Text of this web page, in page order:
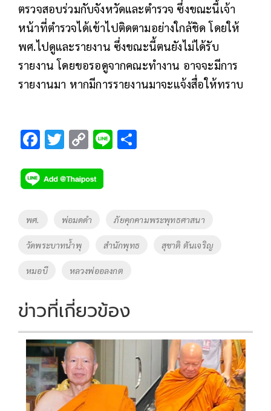
ตรวจสอบร่วมกับจังหวัดและตำรวจ ซึ่งขณะนี้เจ้า
หน้าที่ตำรวจได้เข้าไปติดตามอย่างใกล้ชิด โดยให้
พศ.ไปดูและรายงาน ซึ่งขณะนี้ตนยังไม่ได้รับ
รายงาน โดยขอรอดูจากคณะทำงาน อาจจะมีการ
รายงานมา หากมีการรายงานมาจะแจ้งสื่อให้ทราบ
F
e
b
k
T
tt
er
C
p
y
Li
Li
Tags
พศ. พ่อมดดำ ภัยคุกคามพระพุทธศาสนา
วัดพระบาทน้ำพุ สำนักพุทธ สุชาติ ตันเจริญ
หมอบี หลวงพ่ออลงกต
ข่าวที่เกี่ยวข้อง